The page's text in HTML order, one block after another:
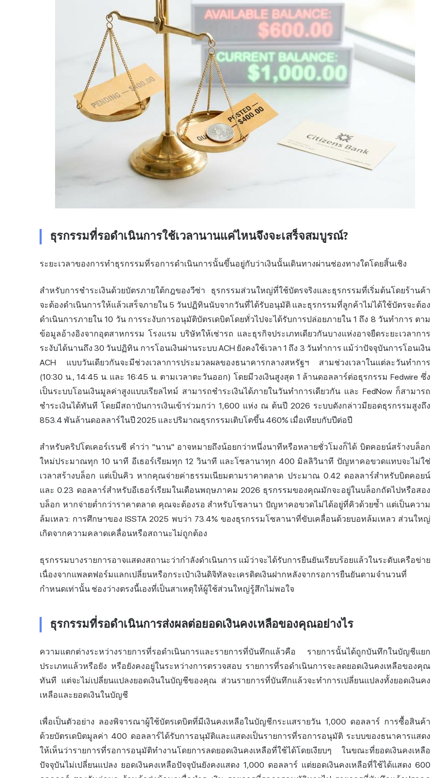
ธุรกรรมที่รอดำเนินการใช้เวลานานแค่ไหนจึงจะเสร็จสมบูรณ์?
ระยะเวลาของการทำธุรกรรมที่รอการดำเนินการนั้นขึ้นอยู่กับว่าเงินนั้นเดินทางผ่านช่องทางใดโดยสิ้นเชิง
สำหรับการชำระเงินด้วยบัตรภายใต้กฎของวีซ่า ธุรกรรมส่วนใหญ่ที่ใช้บัตรจริงและธุรกรรมที่เริ่มต้นโดยร้านค้า
จะต้องดำเนินการให้แล้วเสร็จภายใน 5 วันปฏิทินนับจากวันที่ได้รับอนุมัติ และธุรกรรมที่ลูกค้าไม่ได้ใช้บัตรจะต้อง
ดำเนินการภายใน 10 วัน การระงับการอนุมัติบัตรเดบิตโดยทั่วไปจะได้รับการปล่อยภายใน 1 ถึง 8 วันทำการ ตาม
ข้อมูลอ้างอิงจากอุตสาหกรรม โรงแรม บริษัทให้เช่ารถ และธุรกิจประเภทเดียวกันบางแห่งอาจยืดระยะเวลาการ
ระงับได้นานถึง 30 วันปฏิทิน การโอนเงินผ่านระบบ ACH ยังคงใช้เวลา 1 ถึง 3 วันทำการ แม้ว่าปัจจุบันการโอนเงิน
ACH แบบวันเดียวกันจะมีช่วงเวลาการประมวลผลของธนาคารกลางสหรัฐฯ สามช่วงเวลาในแต่ละวันทำการ
(10:30 น., 14:45 น. และ 16:45 น. ตามเวลาตะวันออก) โดยมีวงเงินสูงสุด 1 ล้านดอลลาร์ต่อธุรกรรม Fedwire ซึ่ง
เป็นระบบโอนเงินมูลค่าสูงแบบเรียลไทม์ สามารถชำระเงินได้ภายในวันทำการเดียวกัน และ FedNow ก็สามารถ
ชำระเงินได้ทันที โดยมีสถาบันการเงินเข้าร่วมกว่า 1,600 แห่ง ณ ต้นปี 2026 ระบบดังกล่าวมียอดธุรกรรมสูงถึง
853.4 พันล้านดอลลาร์ในปี 2025 และปริมาณธุรกรรมเติบโตขึ้น 460% เมื่อเทียบกับปีต่อปี
สำหรับคริปโตเคอร์เรนซี คำว่า "นาน" อาจหมายถึงน้อยกว่าหนึ่งนาทีหรือหลายชั่วโมงก็ได้ บิตคอยน์สร้างบล็อก
ใหม่ประมาณทุก 10 นาที อีเธอร์เรียมทุก 12 วินาที และโซลานาทุก 400 มิลลิวินาที ปัญหาคอขวดแทบจะไม่ใช่
เวลาสร้างบล็อก แต่เป็นคิว หากคุณจ่ายค่าธรรมเนียมตามราคาตลาด ประมาณ 0.42 ดอลลาร์สำหรับบิตคอยน์
และ 0.23 ดอลลาร์สำหรับอีเธอร์เรียมในเดือนพฤษภาคม 2026 ธุรกรรมของคุณมักจะอยู่ในบล็อกถัดไปหรือสอง
บล็อก หากจ่ายต่ำกว่าราคาตลาด คุณจะต้องรอ สำหรับโซลานา ปัญหาคอขวดไม่ได้อยู่ที่คิวด้วยซ้ำ แต่เป็นความ
ล้มเหลว: การศึกษาของ ISSTA 2025 พบว่า 73.4% ของธุรกรรมโซลานาที่ขับเคลื่อนด้วยบอทล้มเหลว ส่วนใหญ่
เกิดจากความคลาดเคลื่อนหรือสถานะไม่ถูกต้อง
ธุรกรรมบางรายการอาจแสดงสถานะว่ากำลังดำเนินการ แม้ว่าจะได้รับการยืนยันเรียบร้อยแล้วในระดับเครือข่าย
เนื่องจากแพลตฟอร์มแลกเปลี่ยนหรือกระเป๋าเงินดิจิทัลจะเครดิตเงินฝากหลังจากรอการยืนยันตามจำนวนที่
กำหนดเท่านั้น ช่องว่างตรงนี้เองที่เป็นสาเหตุให้ผู้ใช้ส่วนใหญ่รู้สึกไม่พอใจ
ธุรกรรมที่รอดำเนินการส่งผลต่อยอดเงินคงเหลือของคุณอย่างไร
ความแตกต่างระหว่างรายการที่รอดำเนินการและรายการที่บันทึกแล้วคือ รายการนั้นได้ถูกบันทึกในบัญชีแยก
ประเภทแล้วหรือยัง หรือยังคงอยู่ในระหว่างการตรวจสอบ รายการที่รอดำเนินการจะลดยอดเงินคงเหลือของคุณ
ทันที แต่จะไม่เปลี่ยนแปลงยอดเงินในบัญชีของคุณ ส่วนรายการที่บันทึกแล้วจะทำการเปลี่ยนแปลงทั้งยอดเงินคง
เหลือและยอดเงินในบัญชี
เพื่อเป็นตัวอย่าง ลองพิจารณาผู้ใช้บัตรเดบิตที่มีเงินคงเหลือในบัญชีกระแสรายวัน 1,000 ดอลลาร์ การซื้อสินค้า
ด้วยบัตรเดบิตมูลค่า 400 ดอลลาร์ได้รับการอนุมัติและแสดงเป็นรายการที่รอการอนุมัติ ระบบของธนาคารแสดง
ให้เห็นว่ารายการที่รอการอนุมัติทำงานโดยการลดยอดเงินคงเหลือที่ใช้ได้โดยเงียบๆ ในขณะที่ยอดเงินคงเหลือ
ปัจจุบันไม่เปลี่ยนแปลง ยอดเงินคงเหลือปัจจุบันยังคงแสดง 1,000 ดอลลาร์ แต่ยอดเงินคงเหลือที่ใช้ได้แสดง 600